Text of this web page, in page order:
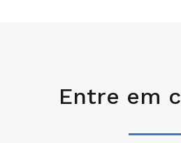
Entre em